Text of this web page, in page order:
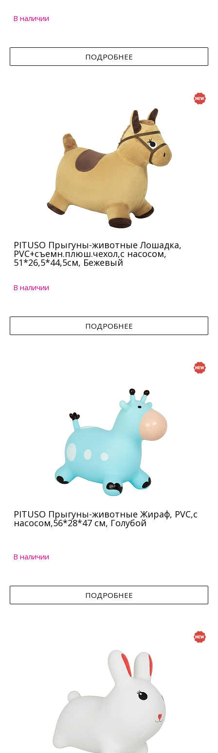
В наличии
ПОДРОБНЕЕ
PITUSO Прыгуны-животные Лошадка,
PVC+съемн.плюш.чехол,с насосом,
51*26,5*44,5см, Бежевый
В наличии
ПОДРОБНЕЕ
PITUSO Прыгуны-животные Жираф, PVC,с
насосом,56*28*47 см, Голубой
В наличии
ПОДРОБНЕЕ